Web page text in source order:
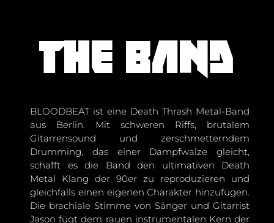
The band
BLOODBEAT ist eine Death Thrash Metal-Band
aus Berlin. Mit schweren Riffs, brutalem
Gitarrensound und zerschmetterndem
Drumming, das einer Dampfwalze gleicht,
schafft es die Band den ultimativen Death
Metal Klang der 90er zu reproduzieren und
gleichfalls einen eigenen Charakter hinzufügen.
Die brachiale Stimme von Sänger und Gitarrist
Jason fügt dem rauen instrumentalen Kern der